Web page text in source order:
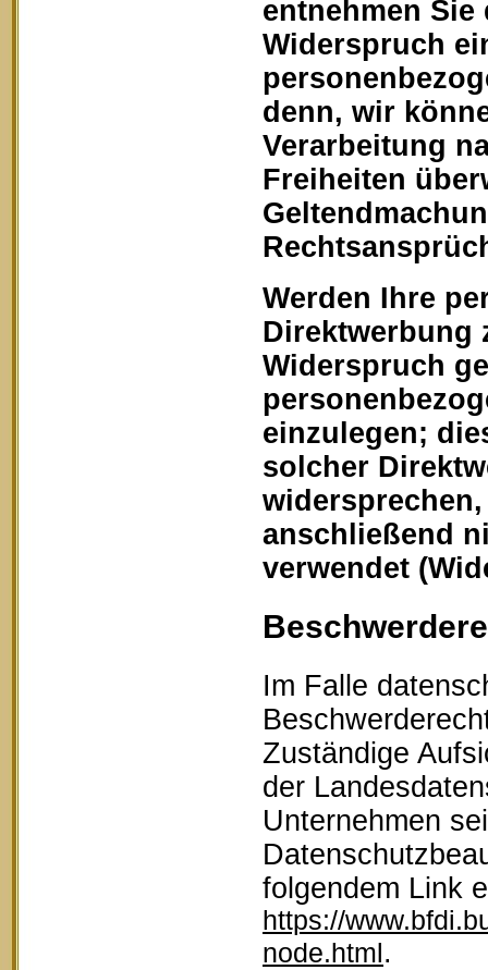
entnehmen
Widerspruch
denn, wir
Verarbeitung
Freiheiten
Werden Ihre
Direktwerbung
Widerspruch
einzulegen;
solcher
anschließend
verwendet
Im Falle
Zuständige
der
Unternehmen
folgendem Link
https://
node.html.